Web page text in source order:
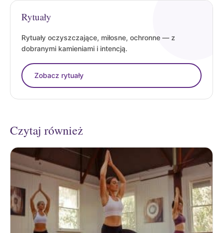
Rytuały
Rytuały oczyszczające, miłosne, ochronne — z
dobranymi kamieniami i intencją.
Zobacz rytuały
Czytaj również